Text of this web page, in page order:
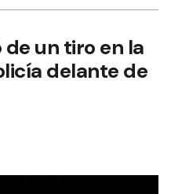
un tiro en la
delante de